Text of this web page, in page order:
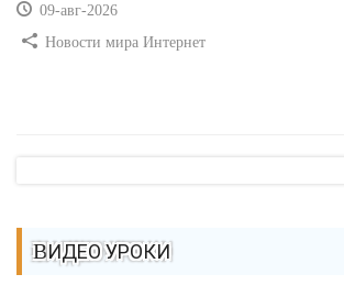
09-авг-2026
Новости мира Интернет
ВИДЕО УРОКИ